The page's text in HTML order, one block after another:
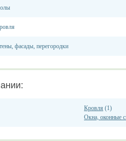
фасады, перегородки
Кровля (1)
Окна, оконные